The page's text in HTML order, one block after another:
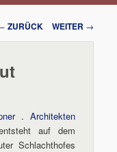
ZURÜCK WEITER →
. Architekten
auf dem
Schlachthofes